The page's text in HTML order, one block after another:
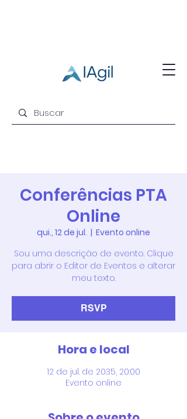
Conferências PTA
Online
qui., 12 de jul.
  |
Evento online
Sou uma descrição de evento. Clique
para abrir o Editor de Eventos e alterar
meu texto.
RSVP
Hora e local
12 de jul. de 2035, 20:00
Evento online